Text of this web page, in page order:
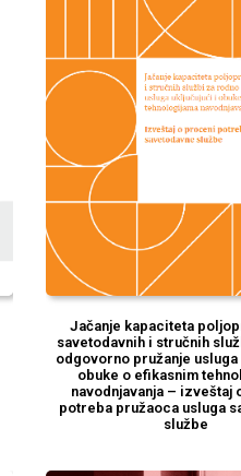
Jačanje kapaciteta
savetodavnih i stručnih
odgovorno pružanje usluga
obuke o efikasnim
navodnjavanja – izveštaj
potreba pružaoca usluga
službe